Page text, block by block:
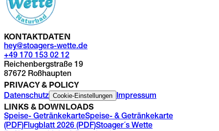
KONTAKTDATEN
hey@stoagers-wette.de
+49 170 153 02 12
Reichenbergstraße 19
87672 Roßhaupten
PRIVACY & POLICY
Datenschutz Cookie-Einstellungen Impressum
LINKS & DOWNLOADS
Speise- GetränkekarteSpeise- & Getränkekarte
(PDF)Flugblatt 2026 (PDF)Stoager´s Wette